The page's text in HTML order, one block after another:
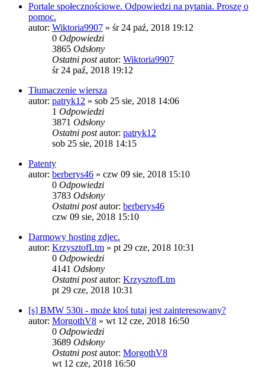
Portale społecznościowe. Odpowiedzi na pytania. Proszę o
pomoc.
autor: Wiktoria9907 » śr 24 paź, 2018 19:12
0 Odpowiedzi
3865 Odsłony
Ostatni postautor: Wiktoria9907
śr 24 paź, 2018 19:12
Tłumaczenie wiersza
autor: patryk12 » sob 25 sie, 2018 14:06
1 Odpowiedzi
3871 Odsłony
Ostatni postautor: patryk12
sob 25 sie, 2018 14:15
Patenty
autor: berberys46 » czw 09 sie, 2018 15:10
0 Odpowiedzi
3783 Odsłony
Ostatni postautor: berberys46
czw 09 sie, 2018 15:10
Darmowy hosting zdjec.
autor: KrzysztofLtm » pt 29 cze, 2018 10:31
0 Odpowiedzi
4141 Odsłony
Ostatni postautor: KrzysztofLtm
pt 29 cze, 2018 10:31
[s] BMW 530i - może ktoś tutaj jest zainteresowany?
autor: MorgothV8 » wt 12 cze, 2018 16:50
0 Odpowiedzi
3689 Odsłony
Ostatni postautor: MorgothV8
wt 12 cze, 2018 16:50